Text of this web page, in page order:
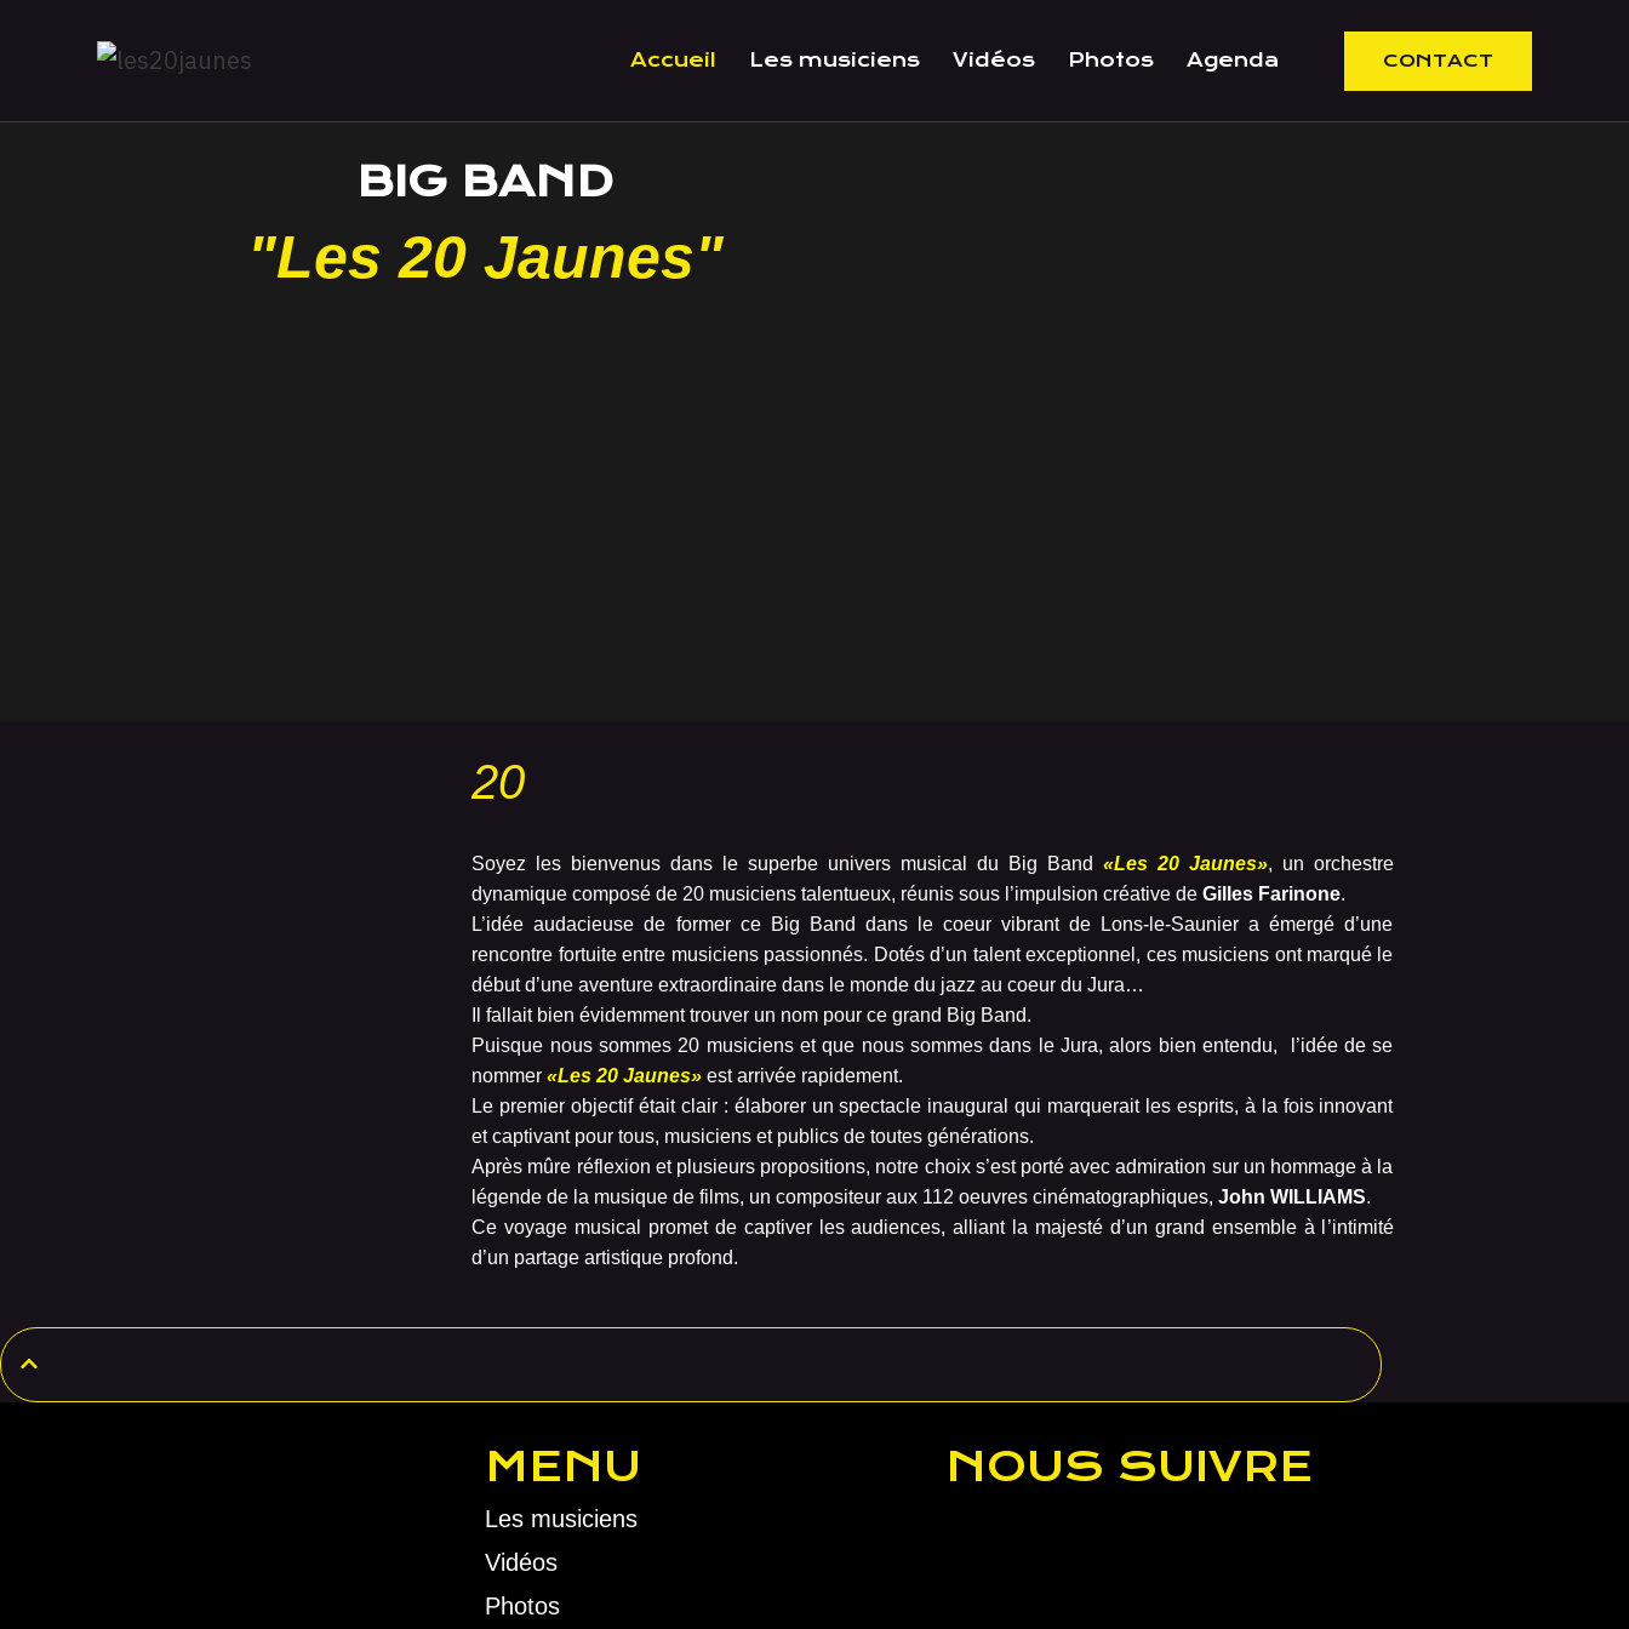
Accueil Les musiciens Vidéos Photos Agenda CONTACT
BIG BAND
"Les 20 Jaunes"
20
Soyez les bienvenus dans le superbe univers musical du Big Band «Les 20 Jaunes», un orchestre
dynamique composé de 20 musiciens talentueux, réunis sous l’impulsion créative deGilles Farinone.
L’idée audacieuse de former ce Big Band dans le coeur vibrant de Lons-le-Saunier a émergé d’une
rencontre fortuite entre musiciens passionnés. Dotés d’un talent exceptionnel, ces musiciens ont marqué le
début d’une aventure extraordinaire dans le monde du jazz au coeur du Jura…
Il fallait bien évidemment trouver un nom pour ce grand Big Band.
Puisque nous sommes 20 musiciens et que nous sommes dans le Jura, alors bien entendu, l’idée de se
nommer«Les 20 Jaunes» est arrivée rapidement.
Le premier objectif était clair : élaborer un spectacle inaugural qui marquerait les esprits, à la fois innovant
et captivant pour tous, musiciens et publics de toutes générations.
Après mûre réflexion et plusieurs propositions, notre choix s’est porté avec admiration sur un hommage à la
légende de la musique de films, un compositeur aux 112 oeuvres cinématographiques,John WILLIAMS.
Ce voyage musical promet de captiver les audiences,alliant la majesté d’un grand ensemble à l ’intimité
d’un partage artistique profond.
MENU
Les musiciens
Vidéos
Photos
NOUS SUIVRE